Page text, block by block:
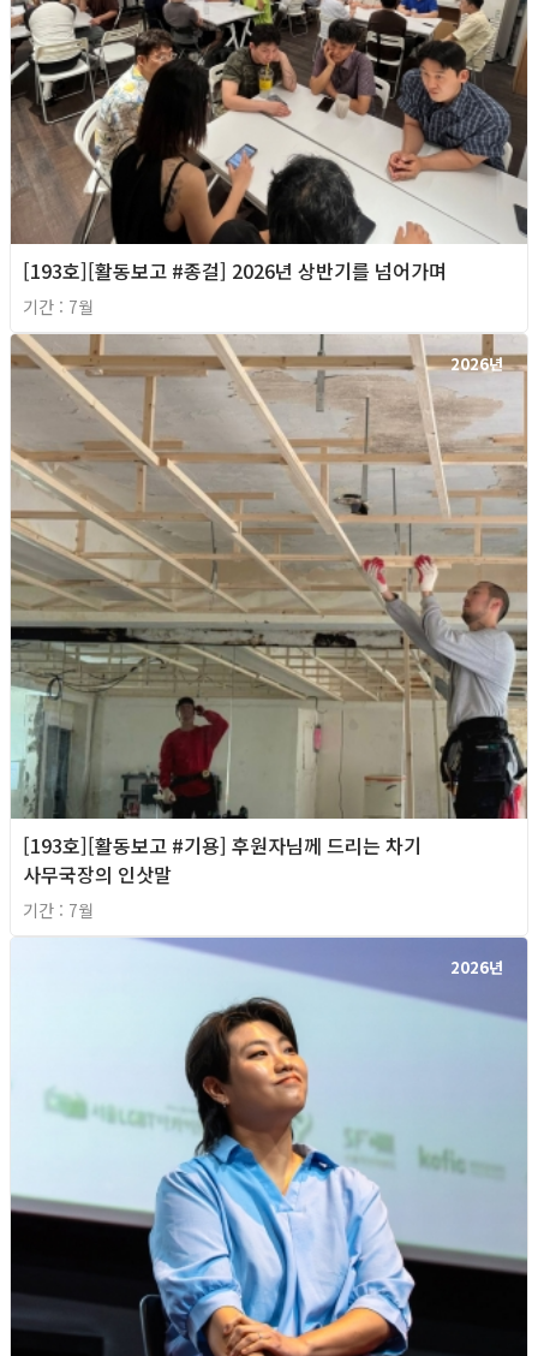
[193호][활동보고 #종걸] 2026년 상반기를 넘어가며
기간 : 7월
2026년
[193호][활동보고 #기용] 후원자님께 드리는 차기
사무국장의 인삿말
기간 : 7월
2026년